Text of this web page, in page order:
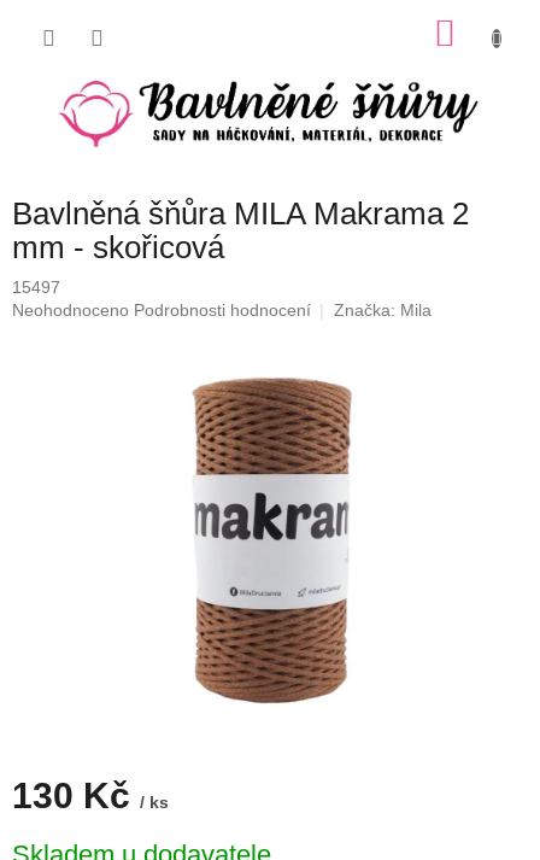
Bavlněná šňůra MILA Makrama 2
mm - skořicová
15497
Průměrné
Neohodnoceno Podrobnosti hodnocení Značka: Mila
130 Kč / ks